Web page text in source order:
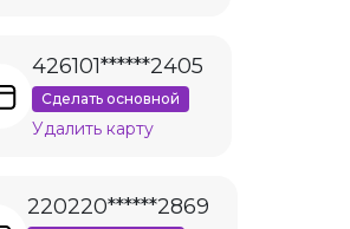
426101******2405
Сделать основной
Удалить карту
220220******2869